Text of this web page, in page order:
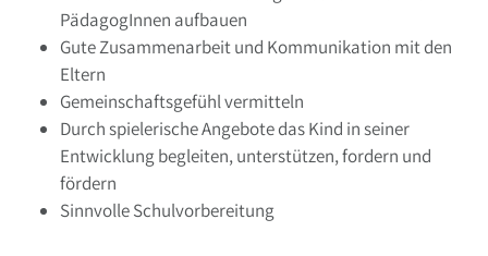
PädagogInnen aufbauen
Gute Zusammenarbeit und Kommunikation mit den
Eltern
Gemeinschaftsgefühl vermitteln
Durch spielerische Angebote das Kind in seiner
Entwicklung begleiten, unterstützen, fordern und
fördern
Sinnvolle Schulvorbereitung